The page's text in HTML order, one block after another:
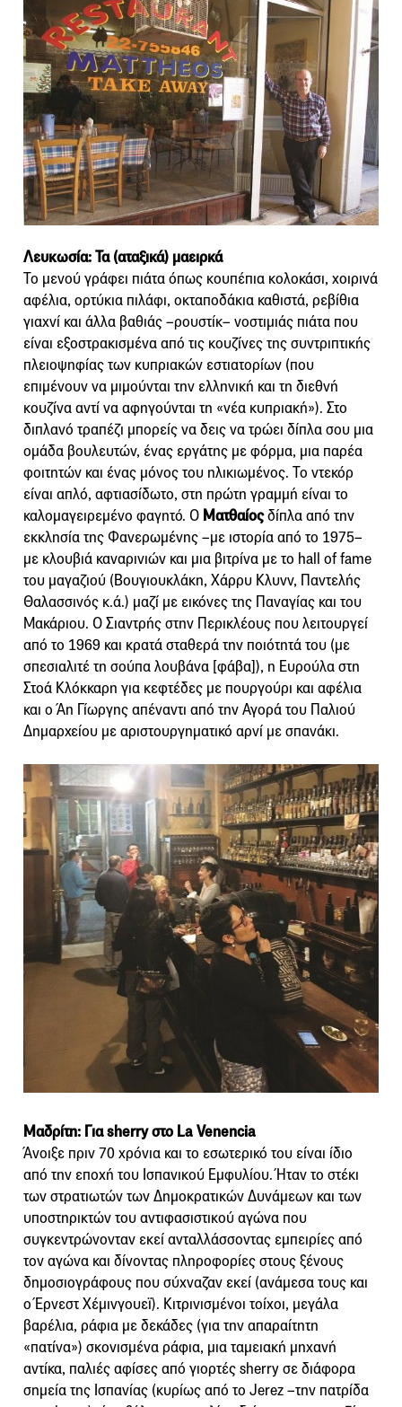
Λευκωσία: Τα (αταξικά) μαειρκά
Το μενού γράφει πιάτα όπως κουπέπια κολοκάσι, χοιρινά
αφέλια, ορτύκια πιλάφι, οκταποδάκια καθιστά, ρεβίθια
γιαχνί και άλλα βαθιάς –ρουστίκ– νοστιμιάς πιάτα που
είναι εξοστρακισμένα από τις κουζίνες της συντριπτικής
πλειοψηφίας των κυπριακών εστιατορίων (που
επιμένουν να μιμούνται την ελληνική και τη διεθνή
κουζίνα αντί να αφηγούνται τη «νέα κυπριακή»). Στο
διπλανό τραπέζι μπορείς να δεις να τρώει δίπλα σου μια
ομάδα βουλευτών, ένας εργάτης με φόρμα, μια παρέα
φοιτητών και ένας μόνος του ηλικιωμένος. Το ντεκόρ
είναι απλό, αφτιασίδωτο, στη πρώτη γραμμή είναι το
καλομαγειρεμένο φαγητό. Ο Ματθαίοςδίπλα από την
εκκλησία της Φανερωμένης –με ιστορία από το 1975–
με κλουβιά καναρινιών και μια βιτρίνα με το hall of fame
του μαγαζιού (Βουγιουκλάκη, Χάρρυ Κλυνν, Παντελής
Θαλασσινός κ.ά.) μαζί με εικόνες της Παναγίας και του
Μακάριου. Ο Σιαντρής στην Περικλέους που λειτουργεί
από το 1969 και κρατά σταθερά την ποιότητά του (με
σπεσιαλιτέ τη σούπα λουβάνα [φάβα]), η Ευρούλα στη
Στοά Κλόκκαρη για κεφτέδες με πουργούρι και αφέλια
και o Άη Γίωργης απέναντι από την Αγορά του Παλιού
Δημαρχείου με αριστουργηματικό αρνί με σπανάκι.
Μαδρίτη: Για sherry στο La Venencia
Άνοιξε πριν 70 χρόνια και το εσωτερικό του είναι ίδιο
από την εποχή του Ισπανικού Εμφυλίου. Ήταν το στέκι
των στρατιωτών των Δημοκρατικών Δυνάμεων και των
υποστηρικτών του αντιφασιστικού αγώνα που
συγκεντρώνονταν εκεί ανταλλάσσοντας εμπειρίες από
τον αγώνα και δίνοντας πληροφορίες στους ξένους
δημοσιογράφους που σύχναζαν εκεί (ανάμεσα τους και
ο Έρνεστ Χέμινγουεϊ). Κιτρινισμένοι τοίχοι, μεγάλα
βαρέλια, ράφια με δεκάδες (για την απαραίτητη
«πατίνα») σκονισμένα ράφια, μια ταμειακή μηχανή
αντίκα, παλιές αφίσες από γιορτές sherry σε διάφορα
σημεία της Ισπανίας (κυρίως από το Jerez –την πατρίδα